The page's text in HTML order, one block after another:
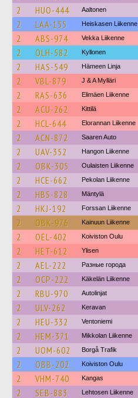
2 HUO-444 Aaltonen
2 LAA-155 Heiskasen Liikenne
2 ABS-974 Vekka Liikenne
2 OLH-582 Kyllonen
2 HAS-549 Hämeen Linja
2 VBL-879 J & A Mylläri
2 RAS-636 Elimäen Liikenne
2 ACU-262 Kittilä
2 HCL-644 Elorannan Liikenne
2 ACN-872 Saaren Auto
2 UAV-352 Hangon Liikenne
2 OBK-305 Oulaisten Liikenne
2 HCE-662 Pekolan Liikenne
2 HBS-828 Mäntylä
2 HKJ-192 Forssan Liikenne
2 OBK-976 Kainuun Liikenne
2 OEL-402 Koiviston Oulu
2 HET-612 Ylisen
2 AEL-222 Разные города
2 OCP-222 Käkelän Liikenne
2 RBU-970 Autolinjat
2 ULV-262 Keravan
2 HEU-332 Ventoniemi
2 HEM-371 Mikkolan Liikenne
2 UOM-602 Borgå Trafik
2 OBB-202 Koiviston Oulu
2 VHM-740 Kangas
2 SEB-883 Lehtosen Liikenne